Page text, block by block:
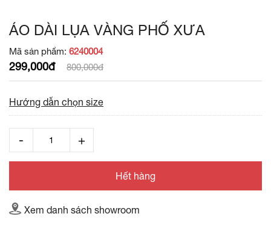
ÁO DÀI LỤA VÀNG PHỐ XƯA
Mã sản phẩm: 6240004
299,000đ 800,000đ
Hướng dẫn chọn size
Hết hàng
Xem danh sách showroom